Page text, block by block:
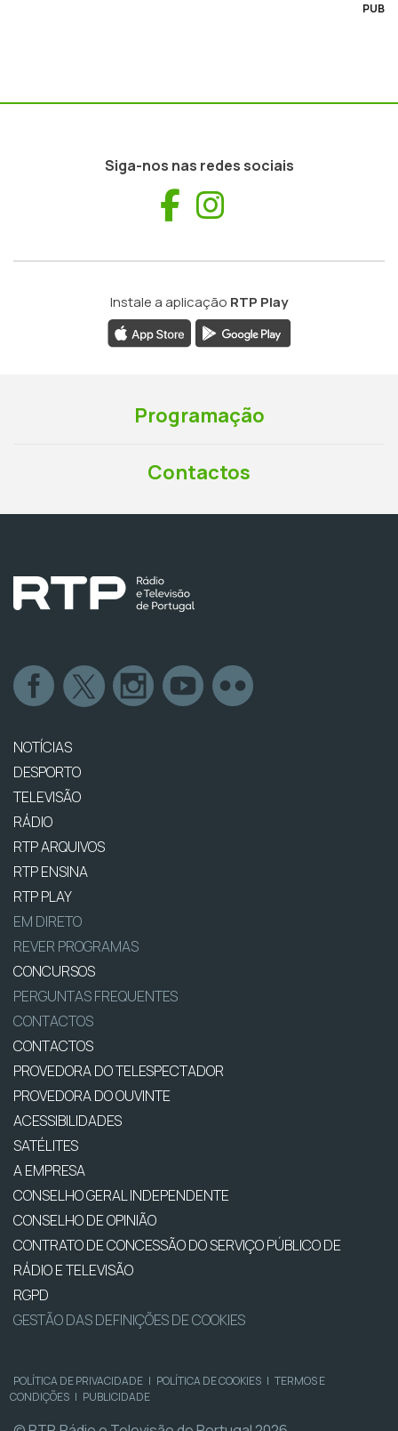
PUB
Siga-nos nas redes sociais
Facebook
Instale a aplicação RTP Play
Programação
Contactos
NOTÍCIAS
DESPORTO
TELEVISÃO
RÁDIO
RTP ARQUIVOS
RTP ENSINA
RTP PLAY
EM DIRETO
REVER PROGRAMAS
CONCURSOS
PERGUNTAS FREQUENTES
CONTACTOS
CONTACTOS
PROVEDORA DO TELESPECTADOR
PROVEDORA DO OUVINTE
ACESSIBILIDADES
SATÉLITES
A EMPRESA
CONSELHO GERAL INDEPENDENTE
CONSELHO DE OPINIÃO
CONTRATO DE CONCESSÃO DO SERVIÇO PÚBLICO DE
RÁDIO E TELEVISÃO
RGPD
GESTÃO DAS DEFINIÇÕES DE COOKIES
POLÍTICA DE PRIVACIDADE | POLÍTICA DE COOKIES | TERMOS E
CONDIÇÕES | PUBLICIDADE